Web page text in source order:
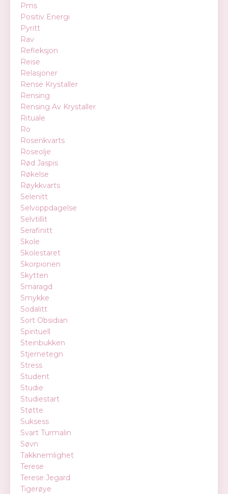
Pms
Positiv Energi
Pyritt
Rav
Refleksjon
Reise
Relasjoner
Rense Krystaller
Rensing
Rensing Av Krystaller
Rituale
Ro
Rosenkvarts
Roseolje
Rød Jaspis
Røkelse
Røykkvarts
Selenitt
Selvoppdagelse
Selvtillit
Serafinitt
Skole
Skolestaret
Skorpionen
Skytten
Smaragd
Smykke
Sodalitt
Sort Obsidian
Spirituell
Steinbukken
Stjernetegn
Stress
Student
Studie
Studiestart
Støtte
Suksess
Svart Turmalin
Søvn
Takknemlighet
Terese
Terese Jegard
Tigerøye